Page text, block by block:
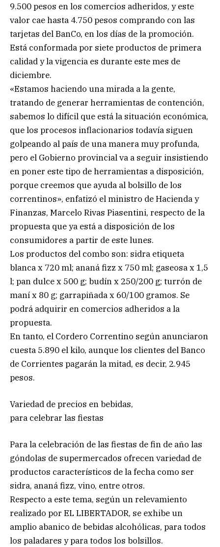
9.500 pesos en los comercios adheridos, y este
valor cae hasta 4.750 pesos comprando con las
tarjetas del BanCo, en los días de la promoción.
Está conformada por siete productos de primera
calidad y la vigencia es durante este mes de
diciembre.
«Estamos haciendo una mirada a la gente,
tratando de generar herramientas de contención,
sabemos lo difícil que está la situación económica,
que los procesos inflacionarios todavía siguen
golpeando al país de una manera muy profunda,
pero el Gobierno provincial va a seguir insistiendo
en poner este tipo de herramientas a disposición,
porque creemos que ayuda al bolsillo de los
correntinos», enfatizó el ministro de Hacienda y
Finanzas, Marcelo Rivas Piasentini, respecto de la
propuesta que ya está a disposición de los
consumidores a partir de este lunes.
Los productos del combo son: sidra etiqueta
blanca x 720 ml; ananá fizz x 750 ml; gaseosa x 1,5
l; pan dulce x 500 g; budín x 250/200 g; turrón de
maní x 80 g; garrapiñada x 60/100 gramos. Se
podrá adquirir en comercios adheridos a la
propuesta.
En tanto, el Cordero Correntino según anunciaron
cuesta 5.890 el kilo, aunque los clientes del Banco
de Corrientes pagarán la mitad, es decir, 2.945
pesos.
Variedad de precios en bebidas,
para celebrar las fiestas
Para la celebración de las fiestas de fin de año las
góndolas de supermercados ofrecen variedad de
productos característicos de la fecha como ser
sidra, ananá fizz, vino, entre otros.
Respecto a este tema, según un relevamiento
realizado por EL LIBERTADOR, se exhibe un
amplio abanico de bebidas alcohólicas, para todos
los paladares y para todos los bolsillos.